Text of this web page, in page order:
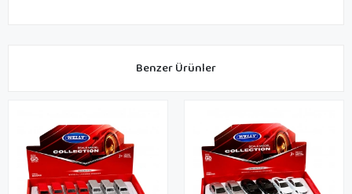
Benzer Ürünler